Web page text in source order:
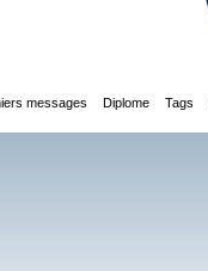
messages Diplome Tags